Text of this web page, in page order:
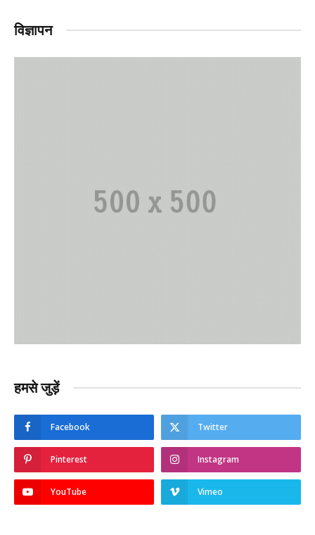
विज्ञापन
हमसे जुड़ें
Facebook Twitter
Pinterest Instagram
YouTube Vimeo